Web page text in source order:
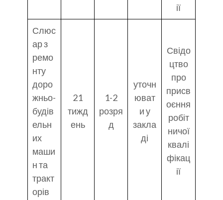
ії
Слюс
ар з
ремо
нту
доро
жньо-
будів
ельн
их
маши
н та
тракт
орів
21
тижд
ень
1-2
розря
д
уточн
юват
и у
закла
ді
Свідо
цтво
про
присв
оєння
робіт
ничої
квалі
фікац
ії